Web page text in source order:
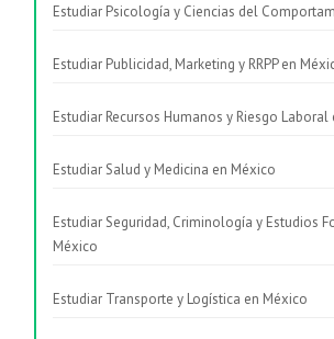
Estudiar Psicología y Ciencias del
Estudiar Publicidad, Marketing y RRPP en
Estudiar Recursos Humanos y Riesgo Laboral
Estudiar Salud y Medicina en México
Estudiar Seguridad, Criminología y Estudios
México
Estudiar Transporte y Logística en México